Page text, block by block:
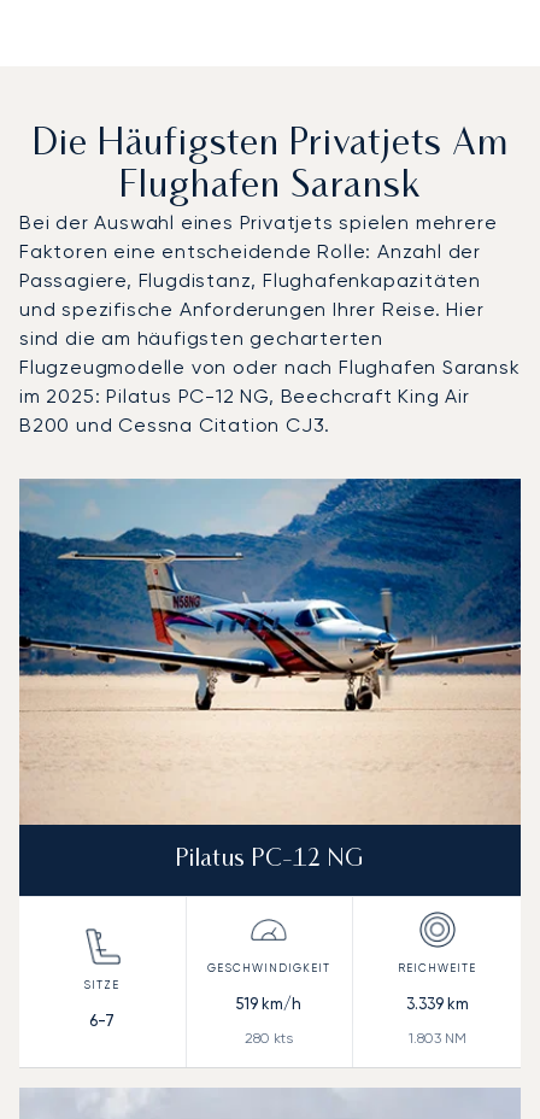
Die Häufigsten Privatjets Am
Flughafen Saransk
Bei der Auswahl eines Privatjets spielen mehrere
Faktoren eine entscheidende Rolle: Anzahl der
Passagiere, Flugdistanz, Flughafenkapazitäten
und spezifische Anforderungen Ihrer Reise. Hier
sind die am häufigsten gecharterten
Flugzeugmodelle von oder nach Flughafen Saransk
im 2025: Pilatus PC-12 NG, Beechcraft King Air
B200 und Cessna Citation CJ3.
Foto des Flugzeugs
Flugzeugmodell
Geschwindigkeit (km/h)
Geschwindigkeit (Knoten)
Reichweite (NM)
Pilatus PC-12 NG
6-7
519 km/h
280 kts
3.339km
1.803NM